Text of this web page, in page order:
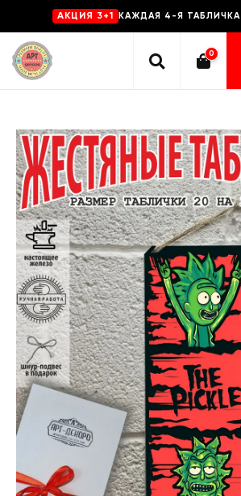
AKЦИЯ 3+1 КАЖДАЯ 4-Я ТАБЛИЧКА
0